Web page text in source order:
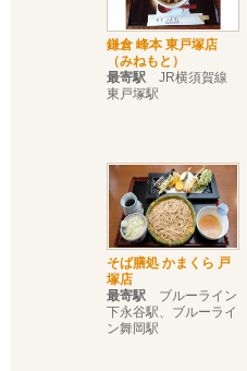
鎌倉 峰本 東戸塚店
（みねもと）
最寄駅 JR横須賀線
東戸塚駅
そば膳処 かまくら 戸
塚店
最寄駅 ブルーライン
下永谷駅、ブルーライ
ン舞岡駅